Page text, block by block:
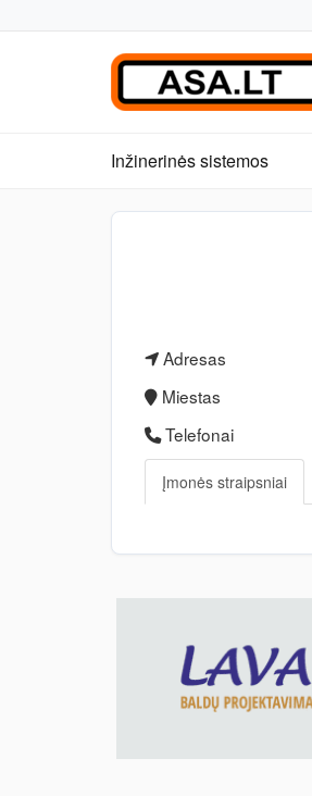
Inžinerinės sistemos
Adresas
Miestas
Telefonai
Įmonės straipsniai